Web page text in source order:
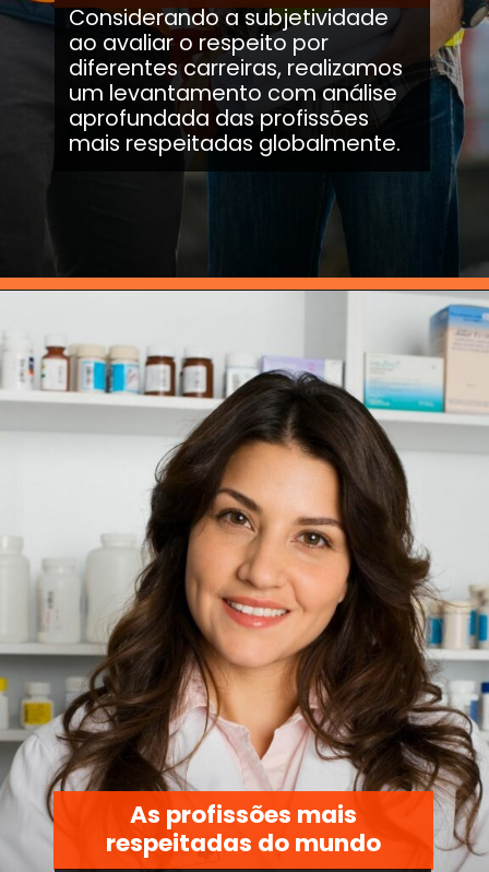
Considerando a subjetividade
ao avaliar o respeito por
diferentes carreiras, realizamos
um levantamento com análise
aprofundada das profissões
mais respeitadas globalmente.
As profissões mais
respeitadas do mundo